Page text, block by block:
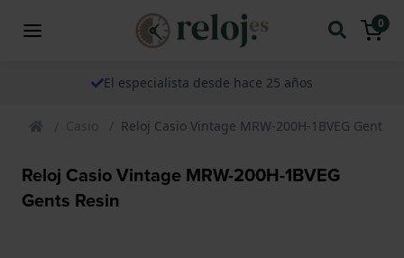
0
El especialista desde hace 25 años
Casio Reloj Casio Vintage MRW-200H-1BVEG Gents
Reloj Casio Vintage MRW-200H-1BVEG
Gents Resin